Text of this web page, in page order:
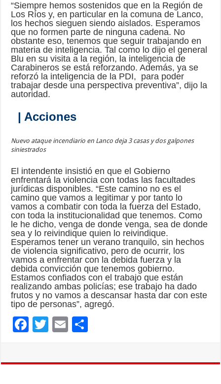
“Siempre hemos sostenidos que en la Región de
Los Ríos y, en particular en la comuna de Lanco,
los hechos sieguen siendo aislados. Esperamos
que no formen parte de ninguna cadena. No
obstante eso, tenemos que seguir trabajando en
materia de inteligencia. Tal como lo dijo el general
Blu en su visita a la región, la inteligencia de
Carabineros se está reforzando. Además, ya se
reforzó la inteligencia de la PDI, para poder
trabajar desde una perspectiva preventiva”, dijo la
autoridad.
| Acciones
Nuevo ataque incendiario en Lanco deja 3 casas y dos galpones
siniestrados
El intendente insistió en que el Gobierno
enfrentará la violencia con todas las facultades
jurídicas disponibles. “Este camino no es el
camino que vamos a legitimar y por tanto lo
vamos a combatir con toda la fuerza del Estado,
con toda la institucionalidad que tenemos. Como
le he dicho, venga de donde venga, sea de donde
sea y lo reivindique quien lo reivindique.
Esperamos tener un verano tranquilo, sin hechos
de violencia significativo, pero de ocurrir, los
vamos a enfrentar con la debida fuerza y la
debida convicción que tenemos gobierno.
Estamos confiados con el trabajo que están
realizando ambas policías; ese trabajo ha dado
frutos y no vamos a descansar hasta dar con este
tipo de personas”, agregó.
F
T
E